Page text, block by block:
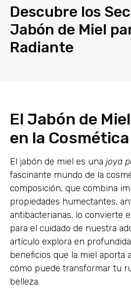
Descubre los
Jabón de Miel
Radiante
El Jabón de
en la
El jabón de miel es una joya
fascinante mundo de la
composición, que combina
propiedades humectantes,
antibacterianas, lo convierte
para el cuidado de nuestra
artículo explora en
beneficios que la miel aporta
cómo puede transformar tu
belleza.